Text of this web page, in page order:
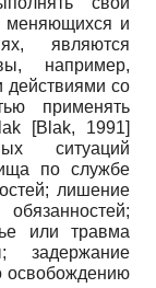
меняющихся и
являются
например,
действиями со
применять
[Blak, 1991]
ситуаций
по службе
лишение
или травма
задержание
освобождению